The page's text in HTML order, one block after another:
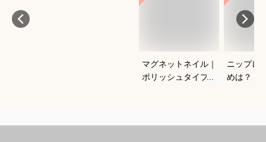
マグネットネイル｜
ポリッシュタイプで
ニップレ
めは？